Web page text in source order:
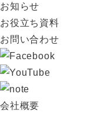
お知らせ
お役立ち資料
お問い合わせ
会社概要